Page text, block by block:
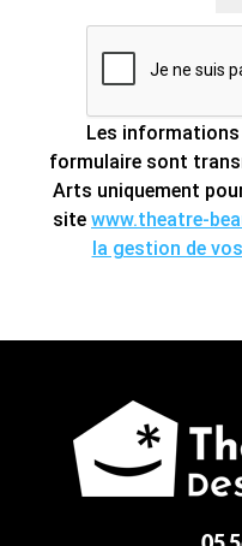
Les informations
formulaire sont
Arts uniquement
site www.theatre-
la gestion de